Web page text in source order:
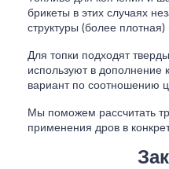
брикеты в этих случаях
структуры (более
Для топки подходят
используют в дополнение
вариант по соотношению
Мы поможем рассчитать
применения дров в